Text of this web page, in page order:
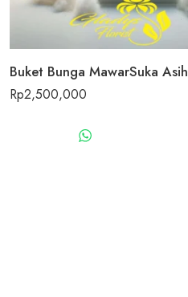
Buket Bunga MawarSuka Asih
Rp2,500,000